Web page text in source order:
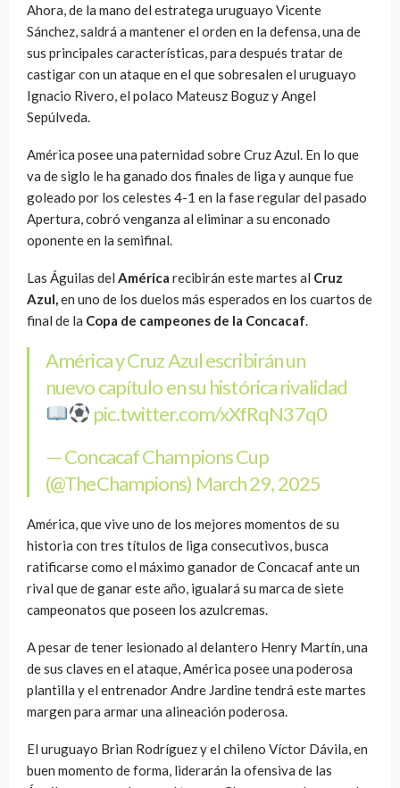
Ahora, de la mano del estratega uruguayo Vicente
Sánchez, saldrá a mantener el orden en la defensa, una de
sus principales características, para después tratar de
castigar con un ataque en el que sobresalen el uruguayo
Ignacio Rivero, el polaco Mateusz Boguz y Angel
Sepúlveda.
América posee una paternidad sobre Cruz Azul. En lo que
va de siglo le ha ganado dos finales de liga y aunque fue
goleado por los celestes 4-1 en la fase regular del pasado
Apertura, cobró venganza al eliminar a su enconado
oponente en la semifinal.
Las Águilas del América recibirán este martes al Cruz
Azul,en uno de los duelos más esperados en los cuartos de
final de la Copa de campeones de la Concacaf.
América y Cruz Azul escribirán un
nuevo capítulo en su histórica rivalidad
pic.twitter.com/xXfRqN37q0
— Concacaf Champions Cup
(@TheChampions) March 29, 2025
América, que vive uno de los mejores momentos de su
historia con tres títulos de liga consecutivos, busca
ratificarse como el máximo ganador de Concacaf ante un
rival que de ganar este año, igualará su marca de siete
campeonatos que poseen los azulcremas.
A pesar de tener lesionado al delantero Henry Martín, una
de sus claves en el ataque, América posee una poderosa
plantilla y el entrenador Andre Jardine tendrá este martes
margen para armar una alineación poderosa.
El uruguayo Brian Rodríguez y el chileno Víctor Dávila, en
buen momento de forma, liderarán la ofensiva de las